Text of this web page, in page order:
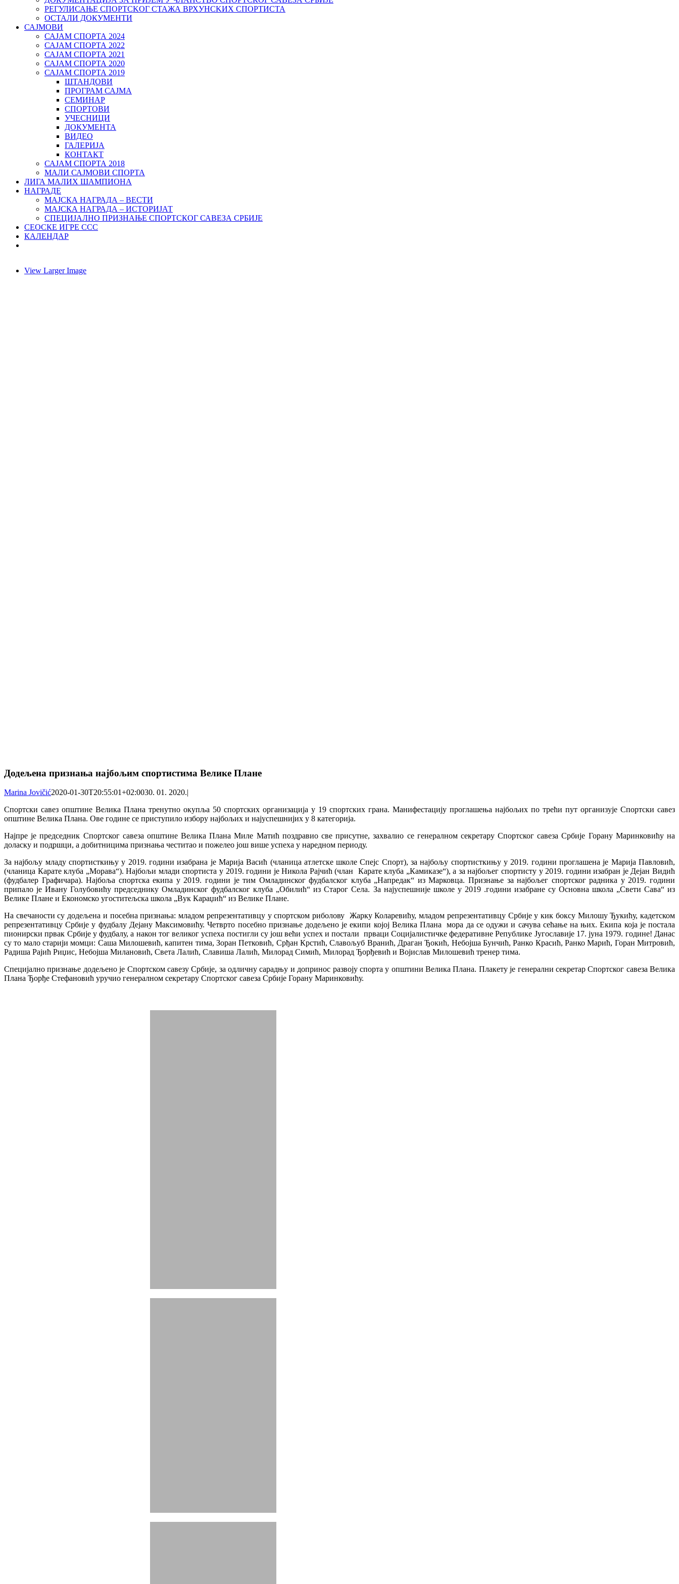
РЕГУЛИСАЊЕ СПОРТСKОГ СТАЖА ВРХУНСKИХ СПОРТИСТА
ОСТАЛИ ДОКУМЕНТИ
САЈМОВИ
САЈАМ СПОРТА 2024
САЈАМ СПОРТА 2022
САЈАМ СПОРТА 2021
САЈАМ СПОРТА 2020
САЈАМ СПОРТА 2019
ШТАНДОВИ
ПРОГРАМ САЈМА
СЕМИНАР
СПОРТОВИ
УЧЕСНИЦИ
ДОКУМЕНТА
ВИДЕО
ГАЛЕРИЈА
КОНТАКТ
САЈАМ СПОРТА 2018
МАЛИ САЈМОВИ СПОРТА
ЛИГА МАЛИХ ШАМПИОНА
НАГРАДЕ
МАЈСКА НАГРАДА – ВЕСТИ
МАЈСКА НАГРАДА – ИСТОРИЈАТ
СПЕЦИЈАЛНО ПРИЗНАЊЕ СПОРТСКОГ САВЕЗА СРБИЈЕ
СЕОСКЕ ИГРЕ ССС
КАЛЕНДАР
View Larger Image
Додељена признања најбољим спортистима Велике Плане
Marina Jovičić2020-01-30T20:55:01+02:0030. 01. 2020.|
Спортски савез општине Велика Плана тренутно окупља 50 спортских организација у 19 спортских грана. Манифестацију проглашења најбољих по трећи пут организује Спортски савез
општине Велика Плана. Ове године се приступило избору најбољих и најуспешнијих у 8 категорија.
Најпре је председник Спортског савеза општине Велика Плана Миле Матић поздравио све присутне, захвалио се генералном секретару Спортског савеза Србије Горану Маринковићу на
доласку и подршци, а добитницима признања честитао и пожелео још више успеха у наредном периоду.
За најбољу младу спортисткињу у 2019. години изабрана је Марија Васић (чланица атлетске школе Спејс Спорт), за најбољу спортисткињу у 2019. години проглашена је Марија Павловић,
(чланица Карате клуба „Морава“). Најбољи млади спортиста у 2019. години је Никола Рајчић (члан Карате клуба „Камиказе“), а за најбољег спортисту у 2019. години изабран је Дејан Видић
(фудбалер Графичара). Најбоља спортска екипа у 2019. години је тим Омладинског фудбалског клуба „Напредак“ из Марковца. Признање за најбољег спортског радника у 2019. години
припало је Ивану Голубовићу председнику Омладинског фудбалског клуба „Обилић“ из Старог Села. За најуспешније школе у 2019 .години изабране су Основна школа „Свети Сава“ из
Велике Плане и Економско угоститељска школа „Вук Караџић“ из Велике Плане.
На свечаности су додељена и посебна признања: младом репрезентативцу у спортском риболову Жарку Коларевићу, младом репрезентативцу Србије у кик боксу Милошу Ђукићу, кадетском
репрезентативцу Србије у фудбалу Дејану Максимовићу. Четврто посебно признање додељено је екипи којој Велика Плана мора да се одужи и сачува сећање на њих. Екипа која је постала
пионирски првак Србије у фудбалу, а након тог великог успеха постигли су још већи успех и постали прваци Социјалистичке федеративне Републике Југославије 17. јуна 1979. године! Данас
су то мало старији момци: Саша Милошевић, капитен тима, Зоран Петковић, Срђан Крстић, Славољуб Вранић, Драган Ђокић, Небојша Бунчић, Ранко Красић, Ранко Марић, Горан Митровић,
Радиша Рајић Риџис, Небојша Милановић, Света Лалић, Славиша Лалић, Милорад Симић, Милорад Ђорђевић и Војислав Милошевић тренер тима.
Специјално признање додељено је Спортском савезу Србије, за одличну сарадњу и допринос развоју спорта у општини Велика Плана. Плакету је генерални секретар Спортског савеза Велика
Плана Ђорђе Стефановић уручио генералном секретару Спортског савеза Србије Горану Маринковићу.